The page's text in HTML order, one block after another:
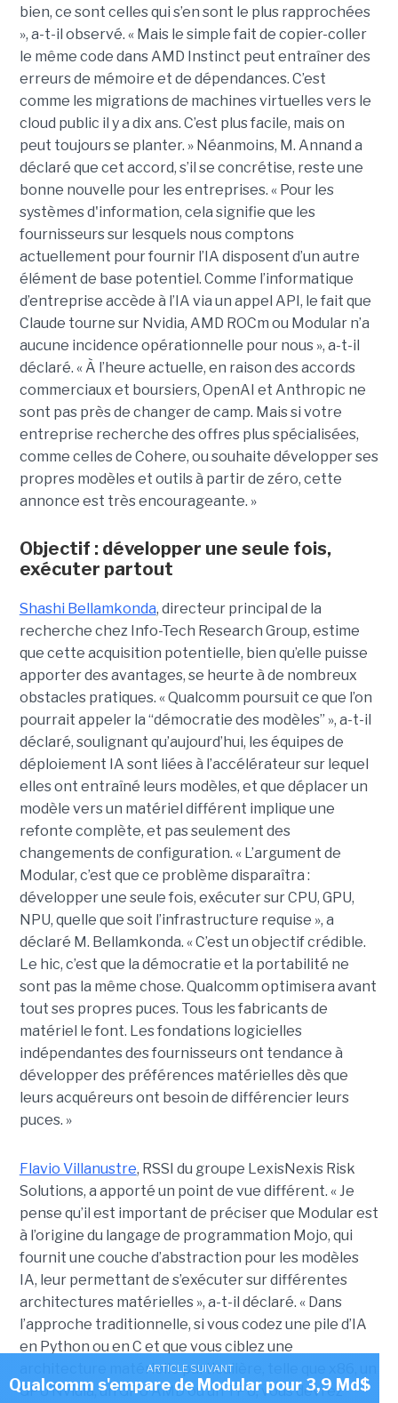
ARTICLE SUIVANT
Qualcomm s'empare de Modular pour 3,9 Md$
bien, ce sont celles qui s’en sont le plus rapprochées
», a-t-il observé. « Mais le simple fait de copier-coller
le même code dans AMD Instinct peut entraîner des
erreurs de mémoire et de dépendances. C’est
comme les migrations de machines virtuelles vers le
cloud public il y a dix ans. C’est plus facile, mais on
peut toujours se planter. » Néanmoins, M. Annand a
déclaré que cet accord, s’il se concrétise, reste une
bonne nouvelle pour les entreprises. « Pour les
systèmes d'information, cela signifie que les
fournisseurs sur lesquels nous comptons
actuellement pour fournir l’IA disposent d’un autre
élément de base potentiel. Comme l’informatique
d’entreprise accède à l’IA via un appel API, le fait que
Claude tourne sur Nvidia, AMD ROCm ou Modular n’a
aucune incidence opérationnelle pour nous », a-t-il
déclaré. « À l’heure actuelle, en raison des accords
commerciaux et boursiers, OpenAI et Anthropic ne
sont pas près de changer de camp. Mais si votre
entreprise recherche des offres plus spécialisées,
comme celles de Cohere, ou souhaite développer ses
propres modèles et outils à partir de zéro, cette
annonce est très encourageante. »
Objectif : développer une seule fois,
exécuter partout
Shashi Bellamkonda, directeur principal de la
recherche chez Info-Tech Research Group, estime
que cette acquisition potentielle, bien qu’elle puisse
apporter des avantages, se heurte à de nombreux
obstacles pratiques. « Qualcomm poursuit ce que l’on
pourrait appeler la “démocratie des modèles” », a-t-il
déclaré, soulignant qu’aujourd’hui, les équipes de
déploiement IA sont liées à l’accélérateur sur lequel
elles ont entraîné leurs modèles, et que déplacer un
modèle vers un matériel différent implique une
refonte complète, et pas seulement des
changements de configuration. « L’argument de
Modular, c’est que ce problème disparaîtra :
développer une seule fois, exécuter sur CPU, GPU,
NPU, quelle que soit l’infrastructure requise », a
déclaré M. Bellamkonda. « C’est un objectif crédible.
Le hic, c’est que la démocratie et la portabilité ne
sont pas la même chose. Qualcomm optimisera avant
tout ses propres puces. Tous les fabricants de
matériel le font. Les fondations logicielles
indépendantes des fournisseurs ont tendance à
développer des préférences matérielles dès que
leurs acquéreurs ont besoin de différencier leurs
puces. »
Flavio Villanustre, RSSI du groupe LexisNexis Risk
Solutions, a apporté un point de vue différent. « Je
pense qu’il est important de préciser que Modular est
à l’origine du langage de programmation Mojo, qui
fournit une couche d’abstraction pour les modèles
IA, leur permettant de s’exécuter sur différentes
architectures matérielles », a-t-il déclaré. « Dans
l’approche traditionnelle, si vous codez une pile d’IA
en Python ou en C et que vous ciblez une
architecture matérielle particulière, telle que x86, un
GPU Nvidia, un GPU AMD ou un TPU, vous devrez